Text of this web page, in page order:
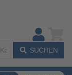
SUCHEN